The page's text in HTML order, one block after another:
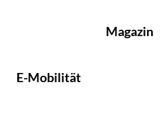
Magazin
E-Mobilität